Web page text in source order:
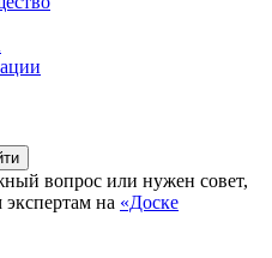
вопрос или нужен совет,
на «Доске